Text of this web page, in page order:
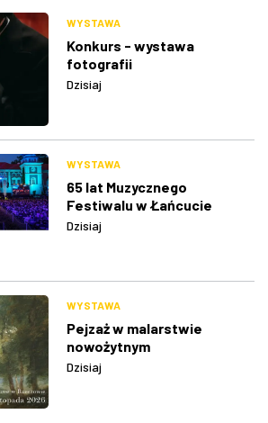
WYSTAWA
Konkurs - wystawa
fotografii
Dzisiaj
WYSTAWA
65 lat Muzycznego
Festiwalu w Łańcucie
Dzisiaj
WYSTAWA
Pejzaż w malarstwie
nowożytnym
Dzisiaj